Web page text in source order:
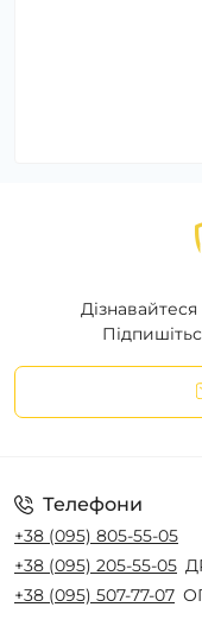
Телефони
+38 (095) 805-55-05
+38 (095) 205-55-05
+38 (095) 507-77-07